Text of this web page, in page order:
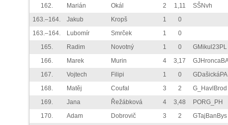
162.
Marián Okál 2 1,11
SŠNvh
163.–164.
Jakub Kropš 1
0
163.–164.
Lubomír Smrček 1
0
165.
Radim Novotný 1 0
GMikul23PL
166.
Marek Murin 4 3,17
167.
Vojtech Filipi 1 0
GDašickáPA
168.
Matěj Coufal 3 2
G_HavlBrod
169.
Jana Řežábková 4 3,48
PORG_PH
170.
Adam Dobrovič 3 2 GTajBanBys